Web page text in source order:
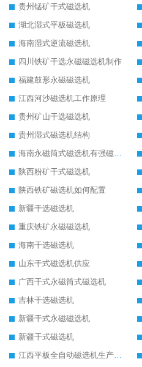
贵州锰矿干式磁选机
湖北湿式平板磁选机
海南湿式逆流磁选机
四川铁矿干选永磁磁选机制作
福建鼓形永磁磁选机
江西河沙磁选机工作原理
贵州矿山干选磁选机
贵州湿式磁选机结构
海南永磁筒式磁选机有强磁的吗
陕西粉矿干式磁选机
陕西铁矿磁选机如何配置
新疆干选磁选机
重庆铁矿永磁磁选机
海南干选磁选机
山东干式磁选机供应
广西干式永磁筒式磁选机
吉林干选磁选机
新疆干式永磁磁选机
新疆干式磁选机
江西平板全自动磁选机生产厂家